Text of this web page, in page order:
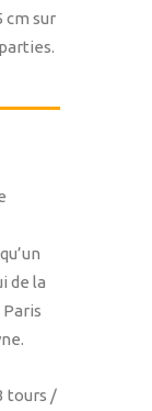
cm sur
de la
Paris
tours /